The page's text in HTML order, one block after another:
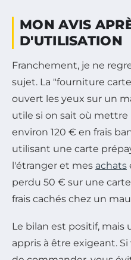
MON AVIS
D'UTILISATION
Franchement, je ne
sujet. La "fourniture
ouvert les yeux sur un
utile si on sait où mettre
environ 120 € en frais
utilisant une carte
l'étranger et mes achats
perdu 50 € sur une
frais cachés chez un
Le bilan est positif,
appris à être exigeant.